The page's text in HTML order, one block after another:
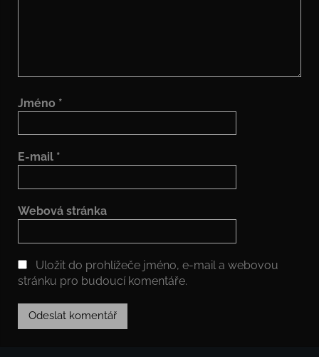
Jméno *
E-mail *
Webová stránka
Uložit do prohlížeče jméno, e-mail a webovou
stránku pro budoucí komentáře.